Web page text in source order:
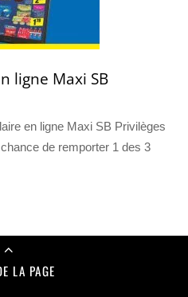
ligne Maxi SB
en ligne Maxi SB Privilèges
de remporter 1 des 3
LA PAGE